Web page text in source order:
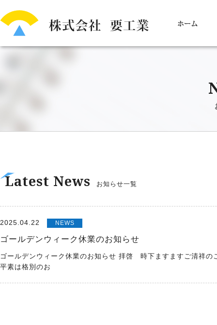
Latest News お知らせ一覧
2025.04.22 NEWS
ゴールデンウィーク休業のお知らせ
ゴールデンウィーク休業のお知らせ 拝啓 時下ますますご清祥の
平素は格別のお